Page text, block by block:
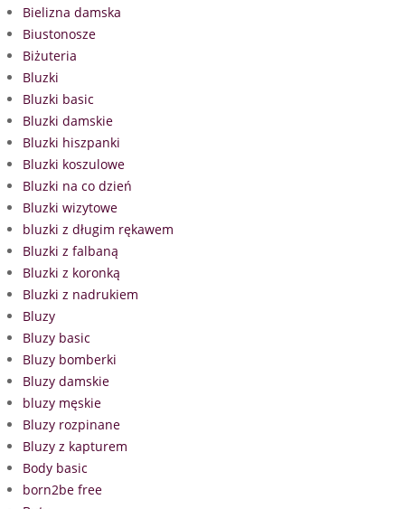
Bielizna damska
Biustonosze
Biżuteria
Bluzki
Bluzki basic
Bluzki damskie
Bluzki hiszpanki
Bluzki koszulowe
Bluzki na co dzień
Bluzki wizytowe
bluzki z długim rękawem
Bluzki z falbaną
Bluzki z koronką
Bluzki z nadrukiem
Bluzy
Bluzy basic
Bluzy bomberki
Bluzy damskie
bluzy męskie
Bluzy rozpinane
Bluzy z kapturem
Body basic
born2be free